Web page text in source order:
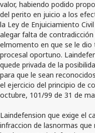
valor, habiendo podido
del perito en juicio a los
la Ley de Enjuiciamiento
alegar falta de
elmomento en que se le
procesal oportuno.
quede privada de la
para que le sean
el ejercicio del principio de
octubre, 101/99 de 31 de
Laindefension que exige el
infraccion de lasnormas